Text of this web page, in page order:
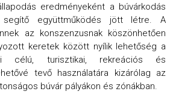
eredményeként a búvárkodás
együttműködés jött létre. A
az konszenzusnak köszönhetően
keretek között nyílik lehetőség a
célú, turisztikai, rekreációs és
tevő használatára kizárólag az
búvár pályákon és zónákban.